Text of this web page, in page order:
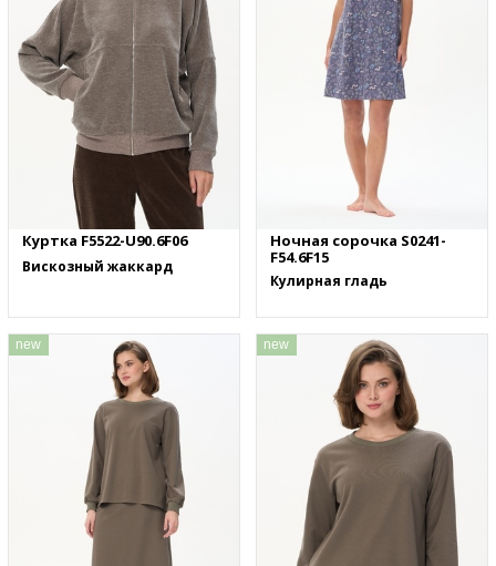
Куртка F5522-U90.6F06
Вискозный жаккард
Ночная сорочка S0241-
F54.6F15
Кулирная гладь
new new